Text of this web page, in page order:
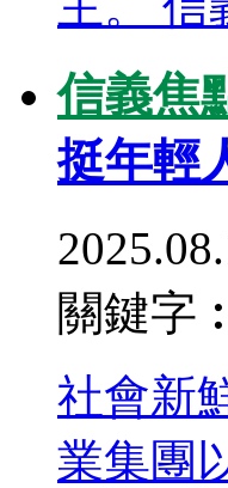
信義焦
挺年輕
關鍵字︰
社會新
業集團